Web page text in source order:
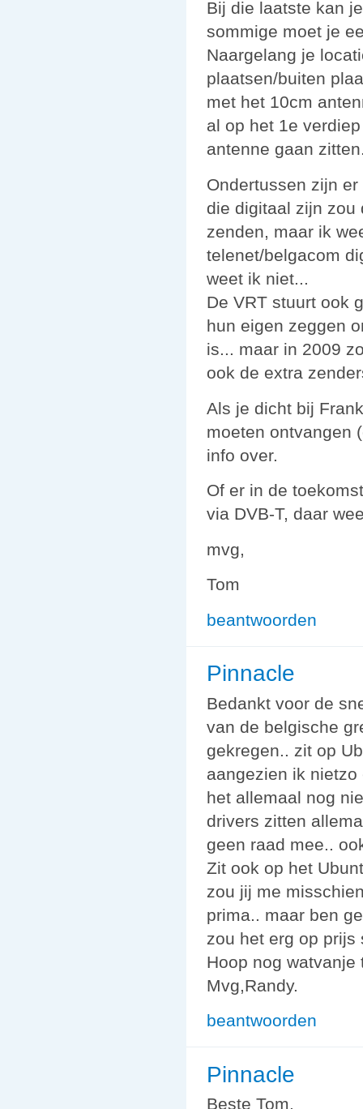
Bij die laatste kan
sommige moet je
Naargelang je
plaatsen/buiten
met het 10cm
al op het 1e
antenne gaan
Ondertussen zijn
die digitaal zijn zou
zenden, maar ik
telenet/belgacom
weet ik niet...
De VRT stuurt ook
hun eigen zeggen
is... maar in 2009
ook de extra
Als je dicht bij
moeten ontvangen
info over.
Of er in de
via DVB-T, daar
mvg,
Tom
beantwoorden
Pinnacle
Bedankt voor de
van de belgische
gekregen.. zit op
aangezien ik
het allemaal nog
drivers zitten
geen raad mee..
Zit ook op het
zou jij me
prima.. maar ben
zou het erg op prijs
Hoop nog watvanje
Mvg,Randy.
beantwoorden
Pinnacle
Beste Tom.